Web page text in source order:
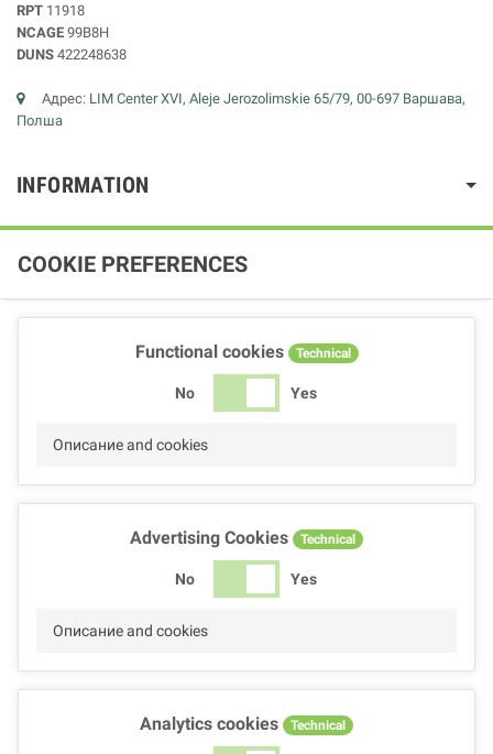
RPT 11918
NCAGE 99B8H
DUNS 422248638
Адрес: LIM Center XVI, Aleje Jerozolimskie 65/79, 00-697 Варшава,
Полша
INFORMATION
COOKIE PREFERENCES
Functional cookies Technical
No Yes
Описание and cookies
Advertising Cookies Technical
No Yes
Описание and cookies
Analytics cookies Technical